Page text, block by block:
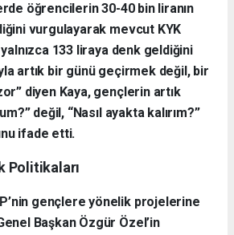
öğrencilerin 30-40 bin liranın
vurgulayarak mevcut KYK
yalnızca 133 liraya denk geldiğini
artık bir günü geçirmek değil, bir
diyen Kaya, gençlerin artık
değil, “Nasıl ayakta kalırım?”
ifade etti.
Politikaları
gençlere yönelik projelerine
Başkan Özgür Özel’in